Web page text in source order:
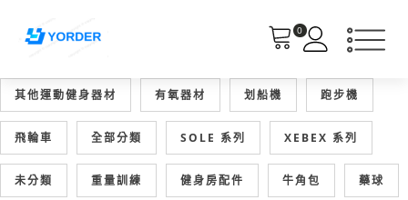
0
其他運動健身器材 有氧器材 划船機 跑步機
飛輪車 全部分類 SOLE 系列 XEBEX 系列
未分類 重量訓練 健身房配件 牛角包 藥球